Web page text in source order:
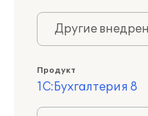
Другие
Продукт
1С:Бухгалтерия 8